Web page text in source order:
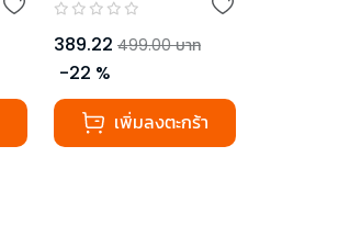
389.22 499.00 บาท
-22 %
เพิ่มลงตะกร้า